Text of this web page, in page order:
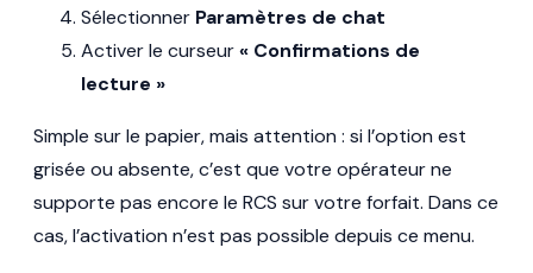
Sélectionner Paramètres de chat
Activer le curseur« Confirmations de
lecture »
Simple sur le papier, mais attention : si l’option est
grisée ou absente, c’est que votre opérateur ne
supporte pas encore le RCS sur votre forfait. Dans ce
cas, l’activation n’est pas possible depuis ce menu.